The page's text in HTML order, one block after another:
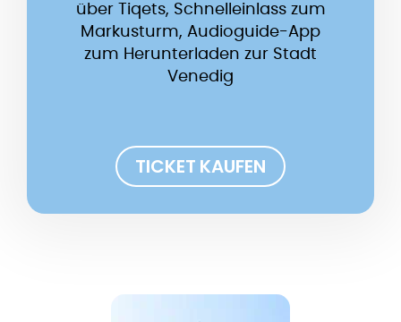
über Tiqets, Schnelleinlass zum
Markusturm, Audioguide-App
zum Herunterladen zur Stadt
Venedig
TICKET KAUFEN